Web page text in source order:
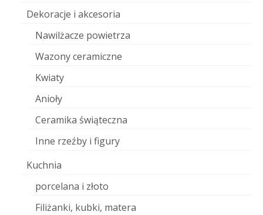
Dekoracje i akcesoria
Nawilżacze powietrza
Wazony ceramiczne
Kwiaty
Anioły
Ceramika świąteczna
Inne rzeźby i figury
Kuchnia
porcelana i złoto
Filiżanki, kubki, matera